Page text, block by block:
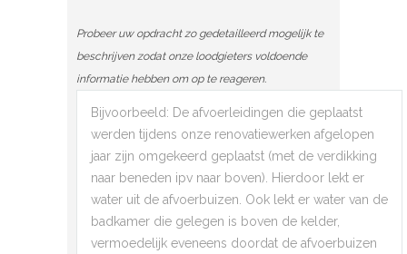
Probeer uw opdracht zo gedetailleerd mogelijk te
beschrijven zodat onze loodgieters voldoende
informatie hebben om op te reageren.